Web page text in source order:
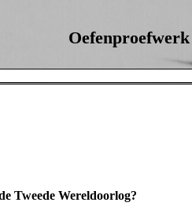
Tweede Wereldoorlog?